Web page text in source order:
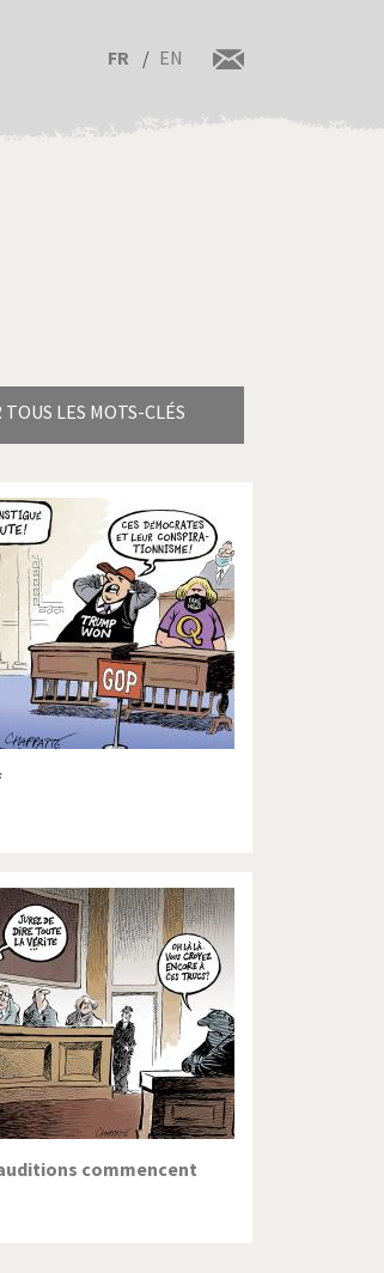
FR EN
TOUS LES MOTS-CLÉS
Syrie
en marche
Higgs
de foot
commencent